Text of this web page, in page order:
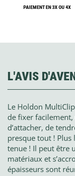
PAIEMENT EN 3X OU 4X
L'AVIS
Le Holdon
de fixer
d’attacher, de
presque tout !
tenue ! Il peut être
matériaux et
épaisseurs sont